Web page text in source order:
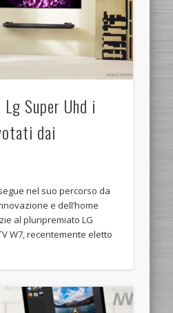
Super Uhd i
dai
nel suo percorso da
e dell’home
al pluripremiato LG
W7, recentemente eletto